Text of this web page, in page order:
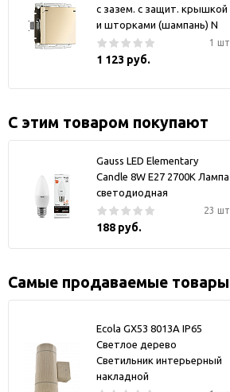
с зазем. с защит. крышкой
и шторками (шампань) N
1 шт
1 123 руб.
С этим товаром покупают
Gauss LED Elementary
Candle 8W E27 2700K Лампа
светодиодная
23 шт
188 руб.
Самые продаваемые товары
Ecola GX53 8013A IP65
Светлое дерево
Светильник интерьерный
накладной